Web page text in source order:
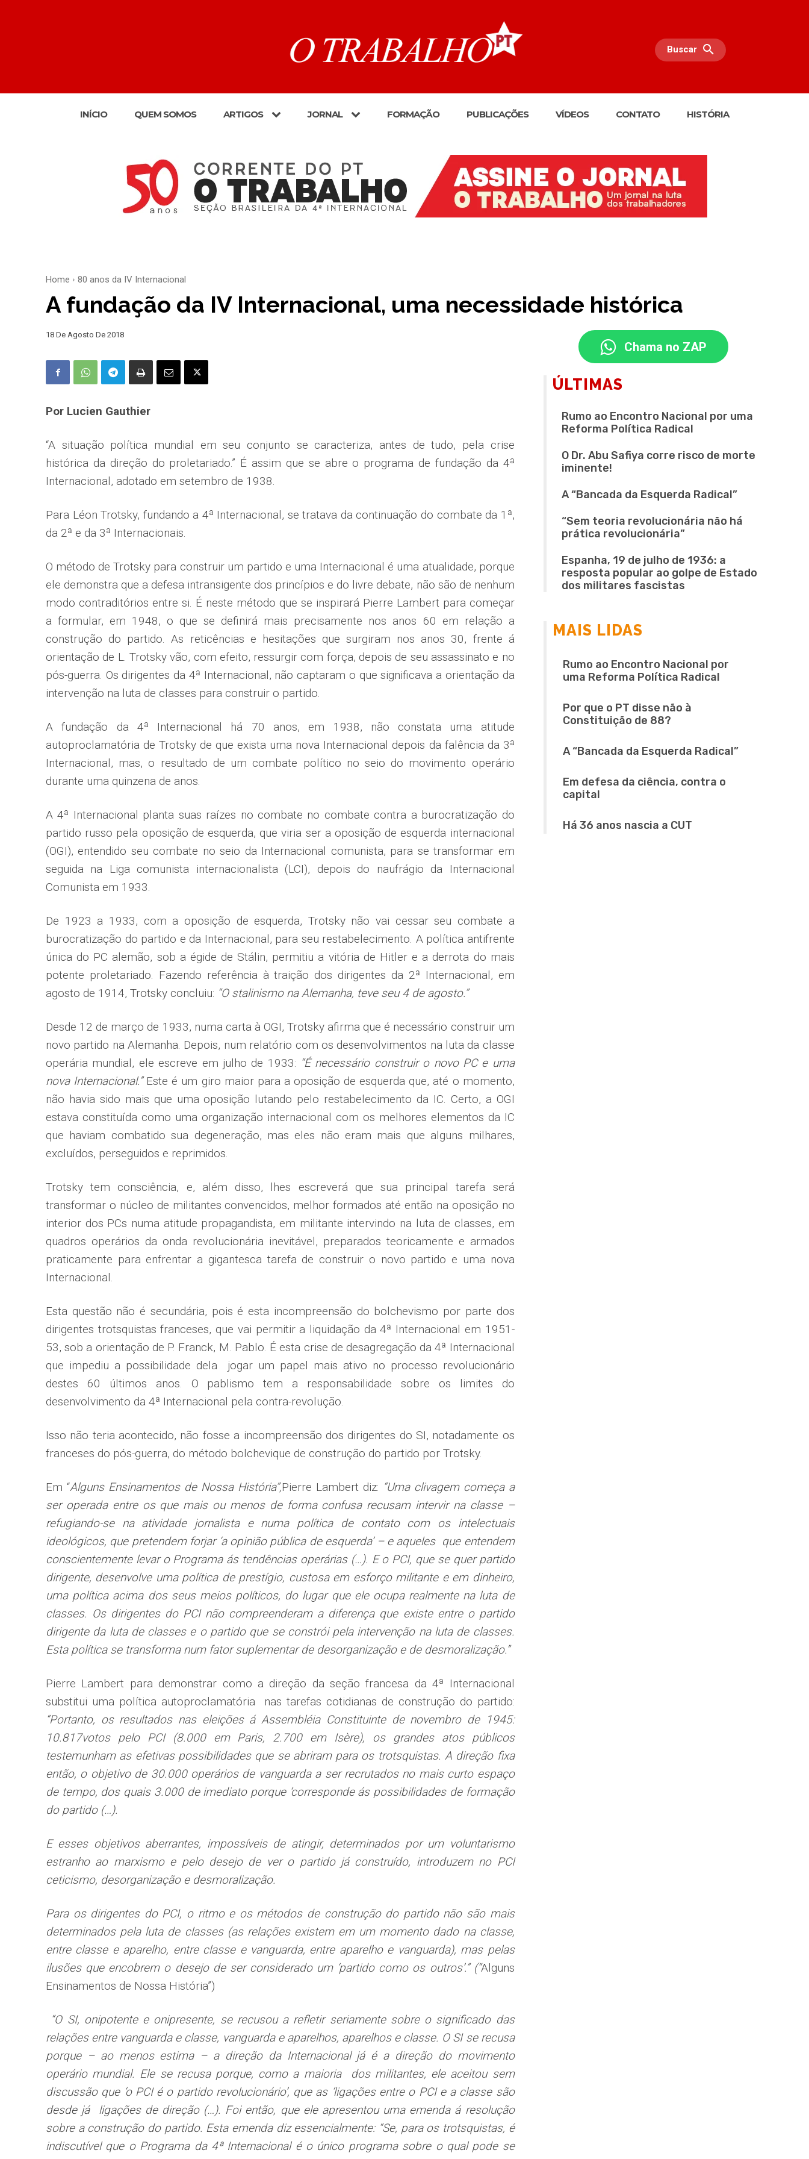
Buscar
INÍCIO QUEM SOMOS ARTIGOS JORNAL FORMAÇÃO PUBLICAÇÕES VÍDEOS CONTATO HISTÓRIA
Home 80 anos da IV Internacional
A fundação da IV Internacional, uma necessidade histórica
18 De Agosto De 2018
Por Lucien Gauthier
“A situação política mundial em seu conjunto se caracteriza, antes de tudo, pela crise
histórica da direção do proletariado.” É assim que se abre o programa de fundação da 4ª
Internacional, adotado em setembro de 1938.
Para Léon Trotsky, fundando a 4ª Internacional, se tratava da continuação do combate da 1ª,
da 2ª e da 3ª Internacionais.
O método de Trotsky para construir um partido e uma Internacional é uma atualidade, porque
ele demonstra que a defesa intransigente dos princípios e do livre debate, não são de nenhum
modo contraditórios entre si. É neste método que se inspirará Pierre Lambert para começar
a formular, em 1948, o que se definirá mais precisamente nos anos 60 em relação a
construção do partido. As reticências e hesitações que surgiram nos anos 30, frente á
orientação de L. Trotsky vão, com efeito, ressurgir com força, depois de seu assassinato e no
pós-guerra. Os dirigentes da 4ª Internacional, não captaram o que significava a orientação da
intervenção na luta de classes para construir o partido.
A fundação da 4ª Internacional há 70 anos, em 1938, não constata uma atitude
autoproclamatória de Trotsky de que exista uma nova Internacional depois da falência da 3ª
Internacional, mas, o resultado de um combate político no seio do movimento operário
durante uma quinzena de anos.
A 4ª Internacional planta suas raízes no combate no combate contra a burocratização do
partido russo pela oposição de esquerda, que viria ser a oposição de esquerda internacional
(OGI), entendido seu combate no seio da Internacional comunista, para se transformar em
seguida na Liga comunista internacionalista (LCI), depois do naufrágio da Internacional
Comunista em 1933.
De 1923 a 1933, com a oposição de esquerda, Trotsky não vai cessar seu combate a
burocratização do partido e da Internacional, para seu restabelecimento. A política antifrente
única do PC alemão, sob a égide de Stálin, permitiu a vitória de Hitler e a derrota do mais
potente proletariado. Fazendo referência à traição dos dirigentes da 2ª Internacional, em
agosto de 1914, Trotsky concluiu: “O stalinismo na Alemanha, teve seu 4 de agosto.”
Desde 12 de março de 1933, numa carta à OGI, Trotsky afirma que é necessário construir um
novo partido na Alemanha. Depois, num relatório com os desenvolvimentos na luta da classe
operária mundial, ele escreve em julho de 1933: “É necessário construir o novo PC e uma
nova Internacional.”Este é um giro maior para a oposição de esquerda que, até o momento,
não havia sido mais que uma oposição lutando pelo restabelecimento da IC. Certo, a OGI
estava constituída como uma organização internacional com os melhores elementos da IC
que haviam combatido sua degeneração, mas eles não eram mais que alguns milhares,
excluídos, perseguidos e reprimidos.
Trotsky tem consciência, e, além disso, lhes escreverá que sua principal tarefa será
transformar o núcleo de militantes convencidos, melhor formados até então na oposição no
interior dos PCs numa atitude propagandista, em militante intervindo na luta de classes, em
quadros operários da onda revolucionária inevitável, preparados teoricamente e armados
praticamente para enfrentar a gigantesca tarefa de construir o novo partido e uma nova
Internacional.
Esta questão não é secundária, pois é esta incompreensão do bolchevismo por parte dos
dirigentes trotsquistas franceses, que vai permitir a liquidação da 4ª Internacional em 1951-
53, sob a orientação de P. Franck, M. Pablo. É esta crise de desagregação da 4ª Internacional
que impediu a possibilidade dela jogar um papel mais ativo no processo revolucionário
destes 60 últimos anos. O pablismo tem a responsabilidade sobre os limites do
desenvolvimento da 4ª Internacional pela contra-revolução.
Isso não teria acontecido, não fosse a incompreensão dos dirigentes do SI, notadamente os
franceses do pós-guerra, do método bolchevique de construção do partido por Trotsky.
Em “Alguns Ensinamentos de Nossa História”,Pierre Lambert diz: “Uma clivagem começa a
ser operada entre os que mais ou menos de forma confusa recusam intervir na classe –
refugiando-se na atividade jornalista e numa política de contato com os intelectuais
ideológicos, que pretendem forjar ‘a opinião pública de esquerda’ – e aqueles que entendem
conscientemente levar o Programa ás tendências operárias (…). E o PCI, que se quer partido
dirigente, desenvolve uma política de prestígio, custosa em esforço militante e em dinheiro,
uma política acima dos seus meios políticos, do lugar que ele ocupa realmente na luta de
classes. Os dirigentes do PCI não compreenderam a diferença que existe entre o partido
dirigente da luta de classes e o partido que se constrói pela intervenção na luta de classes.
Esta política se transforma num fator suplementar de desorganização e de desmoralização.”
Pierre Lambert para demonstrar como a direção da seção francesa da 4ª Internacional
substitui uma política autoproclamatória nas tarefas cotidianas de construção do partido:
“Portanto, os resultados nas eleições á Assembléia Constituinte de novembro de 1945:
10.817votos pelo PCI (8.000 em Paris, 2.700 em Isère), os grandes atos públicos
testemunham as efetivas possibilidades que se abriram para os trotsquistas. A direção fixa
então, o objetivo de 30.000 operários de vanguarda a ser recrutados no mais curto espaço
de tempo, dos quais 3.000 de imediato porque ‘corresponde ás possibilidades de formação
do partido (…).
E esses objetivos aberrantes, impossíveis de atingir, determinados por um voluntarismo
estranho ao marxismo e pelo desejo de ver o partido já construído, introduzem no PCI
ceticismo, desorganização e desmoralização.
Para os dirigentes do PCI, o ritmo e os métodos de construção do partido não são mais
determinados pela luta de classes (as relações existem em um momento dado na classe,
entre classe e aparelho, entre classe e vanguarda, entre aparelho e vanguarda), mas pelas
ilusões que encobrem o desejo de ser considerado um ‘partido como os outros’.” (“Alguns
Ensinamentos de Nossa História”)
“O SI, onipotente e onipresente, se recusou a refletir seriamente sobre o significado das
relações entre vanguarda e classe, vanguarda e aparelhos, aparelhos e classe. O SI se recusa
porque – ao menos estima – a direção da Internacional já é a direção do movimento
operário mundial. Ele se recusa porque, como a maioria dos militantes, ele aceitou sem
discussão que ‘o PCI é o partido revolucionário’, que as ‘ligações entre o PCI e a classe são
desde já ligações de direção (…). Foi então, que ele apresentou uma emenda á resolução
sobre a construção do partido. Esta emenda diz essencialmente: “Se, para os trotsquistas, é
indiscutível que o Programa da 4ª Internacional é o único programa sobre o qual pode se
Chama no ZAP
ÚLTIMAS
Rumo ao Encontro Nacional por uma
Reforma Política Radical
O Dr. Abu Safiya corre risco de morte
iminente!
A “Bancada da Esquerda Radical”
“Sem teoria revolucionária não há
prática revolucionária”
Espanha, 19 de julho de 1936: a
resposta popular ao golpe de Estado
dos militares fascistas
MAIS LIDAS
Rumo ao Encontro Nacional por
uma Reforma Política Radical
Por que o PT disse não à
Constituição de 88?
A “Bancada da Esquerda Radical”
Em defesa da ciência, contra o
capital
Há 36 anos nascia a CUT